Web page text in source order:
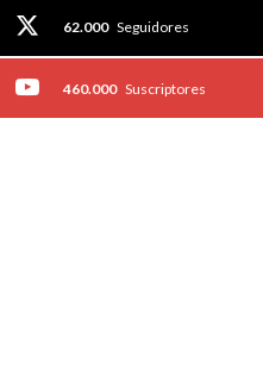
62.000 Seguidores
460.000 Suscriptores